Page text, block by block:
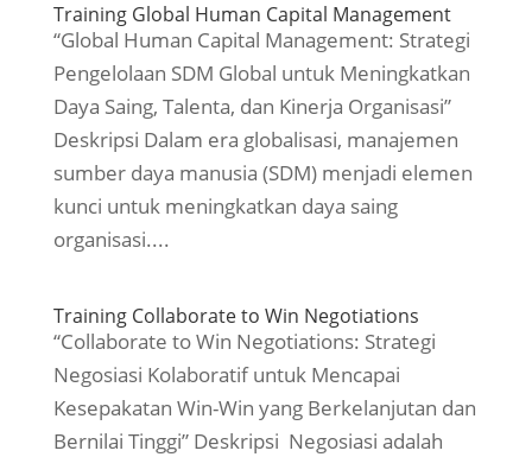
Training Global Human Capital Management
“Global Human Capital Management: Strategi
Pengelolaan SDM Global untuk Meningkatkan
Daya Saing, Talenta, dan Kinerja Organisasi”
Deskripsi Dalam era globalisasi, manajemen
sumber daya manusia (SDM) menjadi elemen
kunci untuk meningkatkan daya saing
organisasi....
Training Collaborate to Win Negotiations
“Collaborate to Win Negotiations: Strategi
Negosiasi Kolaboratif untuk Mencapai
Kesepakatan Win-Win yang Berkelanjutan dan
Bernilai Tinggi” Deskripsi Negosiasi adalah